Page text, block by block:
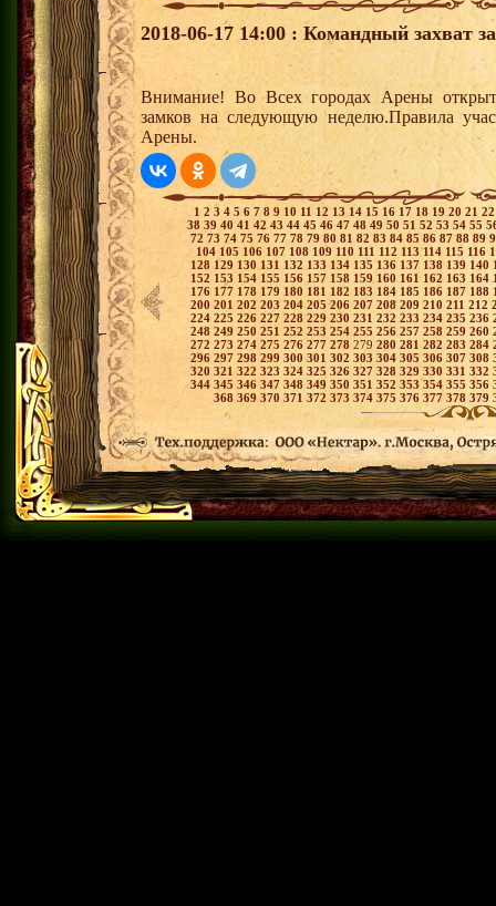
2018-06-17 14:00 : Командный захват
Внимание! Во Всех городах Арены
замков на следующую неделю.Правила
Арены.
1 2 3 4 5 6 7 8 9 10 11 12 13 14 15 16 17 18 19 20 21
38 39 40 41 42 43 44 45 46 47 48 49 50 51 52 53 54 55
72 73 74 75 76 77 78 79 80 81 82 83 84 85 86 87 88 89
104 105 106 107 108 109 110 111 112 113114 115 116
128 129 130 131 132 133 134 135 136 137 138 139 140
152 153 154 155 156 157 158 159 160 161 162 163 164
176 177 178 179 180 181 182 183 184 185 186 187 188
200 201 202 203 204 205206 207 208 209 210 211 212
224 225 226 227 228 229 230 231 232 233 234 235 236
248 249 250 251 252 253 254 255 256 257 258 259 260
272 273 274 275 276 277 278 279 280 281 282 283 284
296 297 298 299 300 301 302 303 304 305 306 307 308
320 321 322 323 324 325 326 327 328 329 330 331 332
344 345 346 347 348 349 350 351 352 353354 355 356
368 369 370 371 372 373 374 375 376 377 378 379